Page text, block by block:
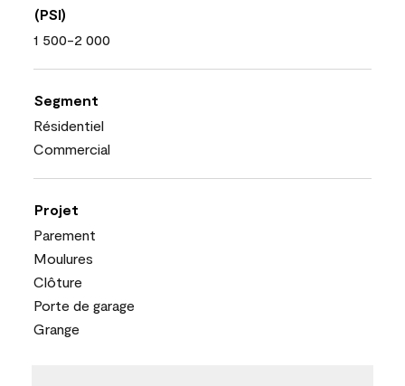
(PSI)
1 500-2 000
Segment
Résidentiel
Commercial
Projet
Parement
Moulures
Clôture
Porte de garage
Grange